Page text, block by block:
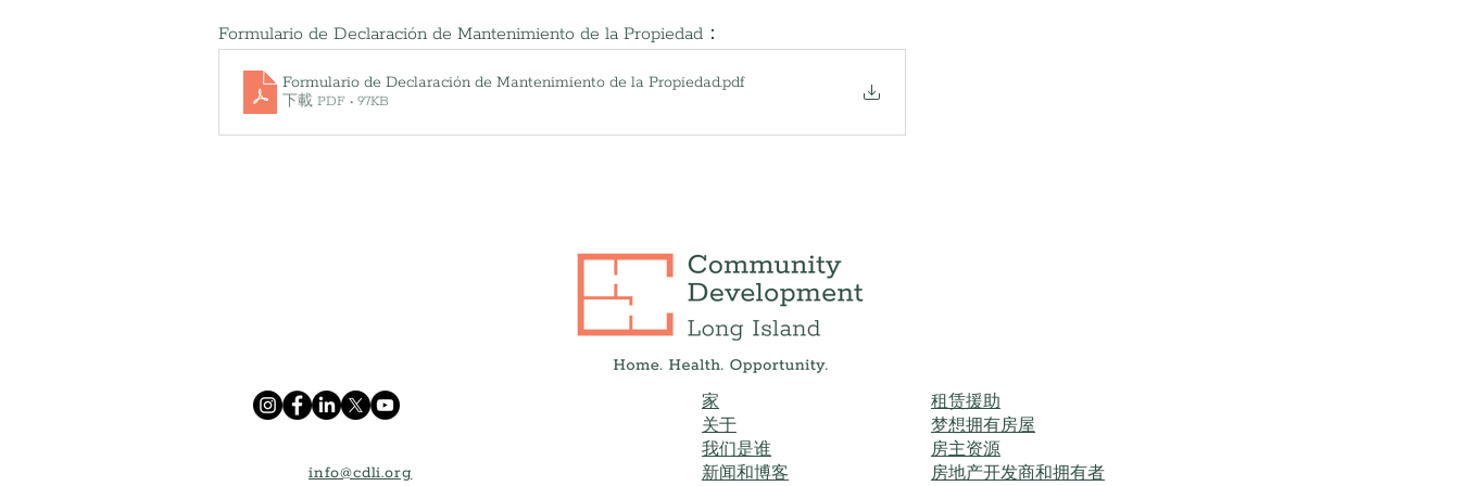
Formulario de Declaración de Mantenimiento de la Propiedad：
Formulario de Declaración de Mantenimiento de la Propiedad.pdf
下載 PDF • 97KB
info@cdli.org
家
关于
我们是谁
新闻和博客
租赁援助
梦想拥有房屋
房主资源
房地产开发商和拥有者